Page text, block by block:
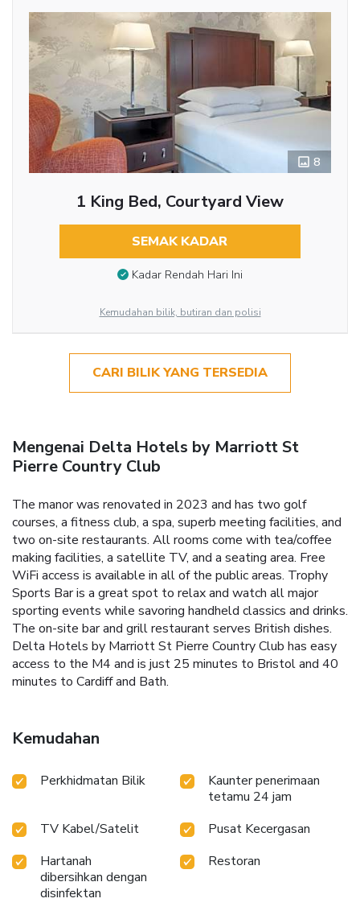
8
1 King Bed, Courtyard View
SEMAK KADAR
Kadar Rendah Hari Ini
Kemudahan bilik, butiran dan polisi
CARI BILIK YANG TERSEDIA
Mengenai Delta Hotels by Marriott St
Pierre Country Club
The manor was renovated in 2023 and has two golf
courses, a fitness club, a spa, superb meeting facilities, and
two on-site restaurants. All rooms come with tea/coffee
making facilities, a satellite TV, and a seating area. Free
WiFi access is available in all of the public areas. Trophy
Sports Bar is a great spot to relax and watch all major
sporting events while savoring handheld classics and drinks.
The on-site bar and grill restaurant serves British dishes.
Delta Hotels by Marriott St Pierre Country Club has easy
access to the M4 and is just 25 minutes to Bristol and 40
minutes to Cardiff and Bath.
Kemudahan
Perkhidmatan Bilik
Kaunter penerimaan
tetamu 24 jam
TV Kabel/Satelit
Pusat Kecergasan
Hartanah
dibersihkan dengan
disinfektan
Restoran